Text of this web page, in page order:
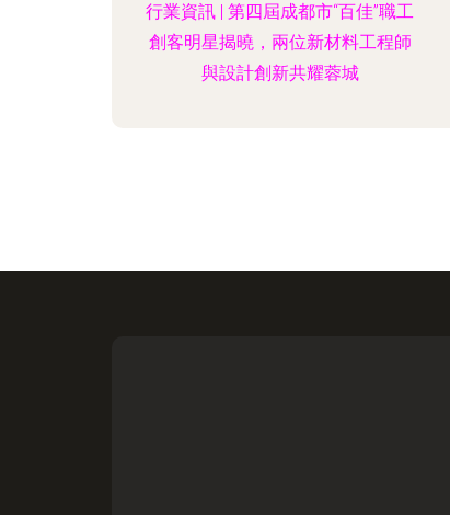
行業資訊 | 第四屆成都市“百佳”職工
創客明星揭曉，兩位新材料工程師
與設計創新共耀蓉城